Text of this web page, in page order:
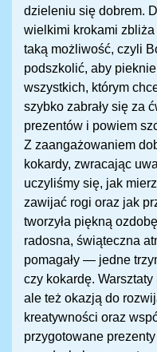
dzieleniu się dobrem.
wielkimi krokami
taką możliwość, czyli
podszkolić, aby
wszystkich, którym
szybko zabrały się za
prezentów i powiem
Z zaangażowaniem
kokardy, zwracając
uczyliśmy się, jak
zawijać rogi oraz jak
tworzyła piękną
radosna, świąteczna
pomagały — jedne
czy kokardę.
ale też okazją do
kreatywności oraz
przygotowane